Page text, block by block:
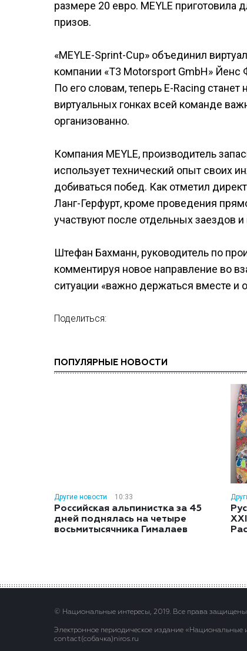
размере 20 евро. MEYLE
призов.
«MEYLE-Sprint-Cup» объединил
компании «T3 Motorsport GmbH» Йенс
По его словам, теперь E-Racing
виртуальных гонках всей команде
организованно.
Компания MEYLE, производитель
использует технический опыт своих
добиваться побед. Как отметил
Ланг-Герфурт, кроме проведения
участвуют после отдельных заездов
Штефан Бахманн, руководитель по
комментируя новое направление во
ситуации «важно держаться вместе и
Поделиться:
ПОПУЛЯРНЫЕ НОВОСТИ
Другие новости 10:33
Российская альпинистка за 45
дней поднялась на четыре
восьмитысячника Гималаев
© Национальные интересы, 2019. Все права
Электронное периодическое издание «Национальные
contact(сoбaчка)niros.ru